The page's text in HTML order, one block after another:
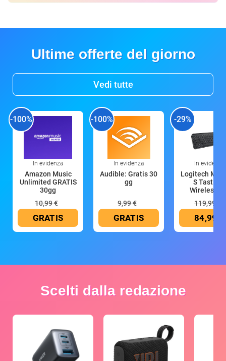
Ultime offerte del giorno
Vedi tutte
-100%
In evidenza
Amazon Music
Unlimited GRATIS
30gg
10,99 €
GRATIS
-100%
In evidenza
Audible: Gratis 30
gg
9,99 €
GRATIS
-29%
In evidenza
Logitech MX
S Tastiera
Wireless
119,99 €
84,99 €
Scelti dalla redazione